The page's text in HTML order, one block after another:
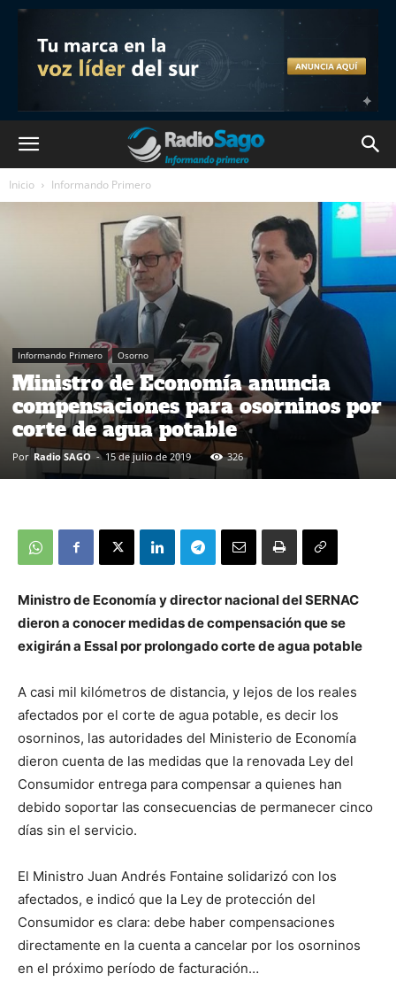
Inicio Informando Primero
Informando Primero Osorno
Ministro de Economía anuncia
compensaciones para osorninos por
corte de agua potable
Por Radio SAGO - 15 de julio de 2019 326
Ministro de Economía y director nacional del SERNAC
dieron a conocer medidas de compensación que se
exigirán a Essal por prolongado corte de agua potable
A casi mil kilómetros de distancia, y lejos de los reales
afectados por el corte de agua potable, es decir los
osorninos, las autoridades del Ministerio de Economía
dieron cuenta de las medidas que la renovada Ley del
Consumidor entrega para compensar a quienes han
debido soportar las consecuencias de permanecer cinco
días sin el servicio.
El Ministro Juan Andrés Fontaine solidarizó con los
afectados, e indicó que la Ley de protección del
Consumidor es clara: debe haber compensaciones
directamente en la cuenta a cancelar por los osorninos
en el próximo período de facturación…